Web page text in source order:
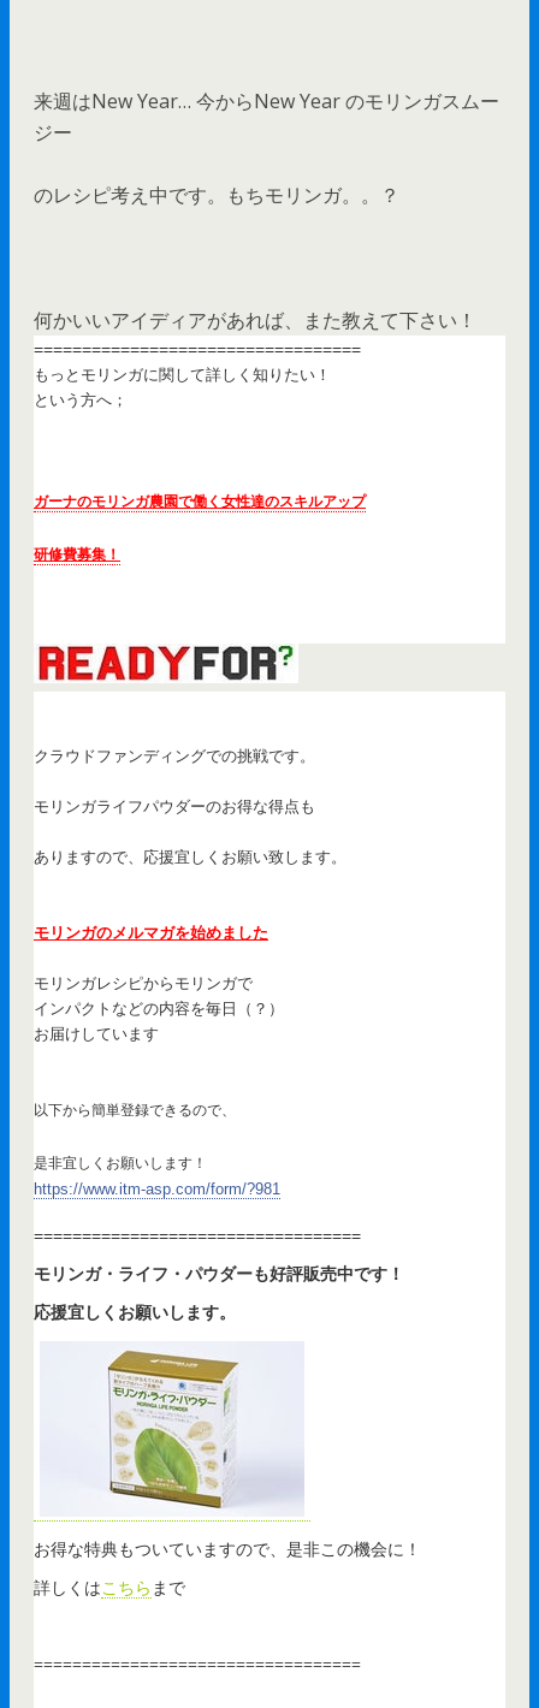
来週はNew Year… 今からNew Year のモリンガスムー
ジー
のレシピ考え中です。もちモリンガ。。？
何かいいアイディアがあれば、また教えて下さい！
==================================
もっとモリンガに関して詳しく知りたい！
という方へ；
ガーナのモリンガ農園で働く女性達のスキルアップ
研修費募集！
クラウドファンディングでの挑戦です。
モリンガライフパウダーのお得な得点も
ありますので、応援宜しくお願い致します。
モリンガのメルマガを始めました
モリンガレシピからモリンガで
インパクトなどの内容を毎日（？）
お届けしています
以下から簡単登録できるので、
是非宜しくお願いします！
https://www.itm-asp.com/form/?981
==================================
モリンガ・ライフ・パウダーも好評販売中です！
応援宜しくお願いします。
お得な特典もついていますので、是非この機会に！
詳しくはこちら まで
==================================